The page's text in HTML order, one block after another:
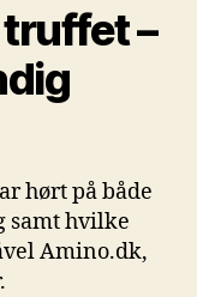
–
det
bliver
–
hørt på både
samt hvilke
Amino.dk,